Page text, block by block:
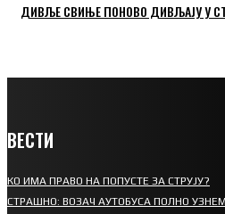
ДИВЉЕ СВИЊЕ ПОНОВО ДИВЉАЈУ У
ВЕСТИ
КО ИМА ПРАВО НА ПОПУСТЕ ЗА СТРУЈУ?
СТРАШНО: ВОЗАЧ АУТОБУСА ПОЛНО